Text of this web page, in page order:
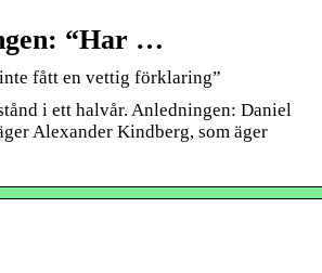
“Har …
fått en vettig förklaring”
i ett halvår. Anledningen: Daniel
Alexander Kindberg, som äger